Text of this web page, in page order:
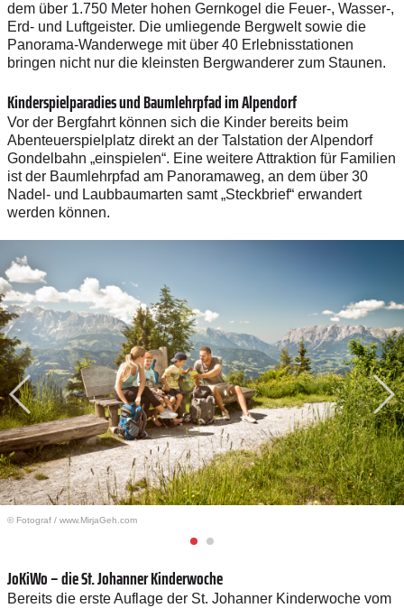
dem über 1.750 Meter hohen Gernkogel die Feuer-, Wasser-,
Erd- und Luftgeister. Die umliegende Bergwelt sowie die
Panorama-Wanderwege mit über 40 Erlebnisstationen
bringen nicht nur die kleinsten Bergwanderer zum Staunen.
Kinderspielparadies und Baumlehrpfad im Alpendorf
Vor der Bergfahrt können sich die Kinder bereits beim
Abenteuerspielplatz direkt an der Talstation der Alpendorf
Gondelbahn „einspielen“. Eine weitere Attraktion für Familien
ist der Baumlehrpfad am Panoramaweg, an dem über 30
Nadel- und Laubbaumarten samt „Steckbrief“ erwandert
werden können.
© Fotograf / www.MirjaGeh.com
JoKiWo – die St. Johanner Kinderwoche
Bereits die erste Auflage der St. Johanner Kinderwoche vom